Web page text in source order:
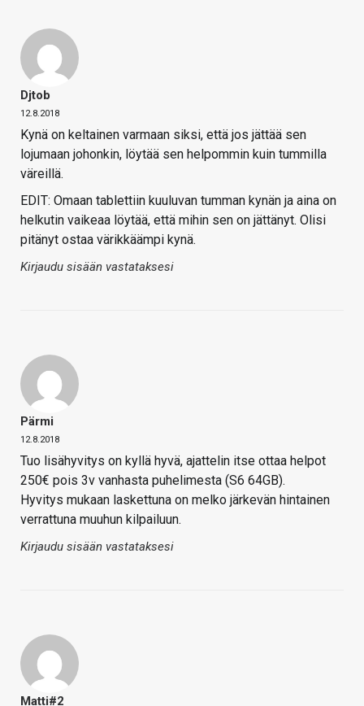
Djtob
12.8.2018
Kynä on keltainen varmaan siksi, että jos jättää sen
lojumaan johonkin, löytää sen helpommin kuin tummilla
väreillä.
EDIT: Omaan tablettiin kuuluvan tumman kynän ja aina on
helkutin vaikeaa löytää, että mihin sen on jättänyt. Olisi
pitänyt ostaa värikkäämpi kynä.
Kirjaudu sisään vastataksesi
Pärmi
12.8.2018
Tuo lisähyvitys on kyllä hyvä, ajattelin itse ottaa helpot
250€ pois 3v vanhasta puhelimesta (S6 64GB).
Hyvitys mukaan laskettuna on melko järkevän hintainen
verrattuna muuhun kilpailuun.
Kirjaudu sisään vastataksesi
Matti#2